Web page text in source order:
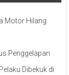
Motor Hilang
Penggelapan
Dibekuk di